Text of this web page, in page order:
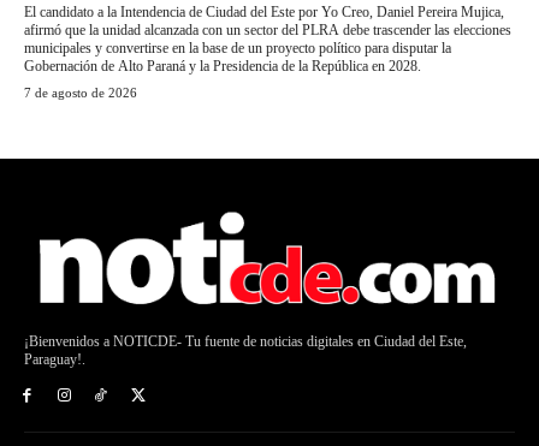
El candidato a la Intendencia de Ciudad del Este por Yo Creo, Daniel Pereira Mujica,
afirmó que la unidad alcanzada con un sector del PLRA debe trascender las elecciones
municipales y convertirse en la base de un proyecto político para disputar la
Gobernación de Alto Paraná y la Presidencia de la República en 2028.
7 de agosto de 2026
¡Bienvenidos a NOTICDE- Tu fuente de noticias digitales en Ciudad del Este,
Paraguay!.